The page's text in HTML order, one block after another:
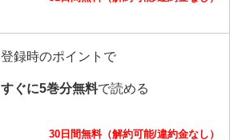
登録時のポイントで
すぐに5巻分無料で読める
30日間無料（解約可能/違約金なし）